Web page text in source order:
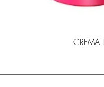
CREMA